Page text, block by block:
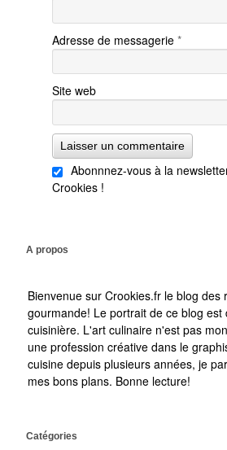
Adresse de messagerie *
Site web
Abonnnez-vous à la
Crookies !
A propos
Bienvenue sur Crookies.fr le blog des
gourmande! Le portrait de ce blog est
cuisinière. L'art culinaire n'est pas
une profession créative dans le
cuisine depuis plusieurs années, je
mes bons plans. Bonne lecture!
Catégories